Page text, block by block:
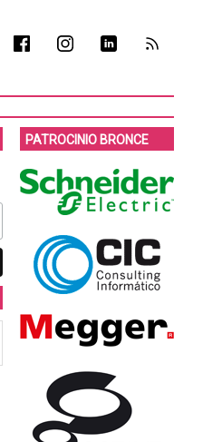
PATROCINIO BRONCE